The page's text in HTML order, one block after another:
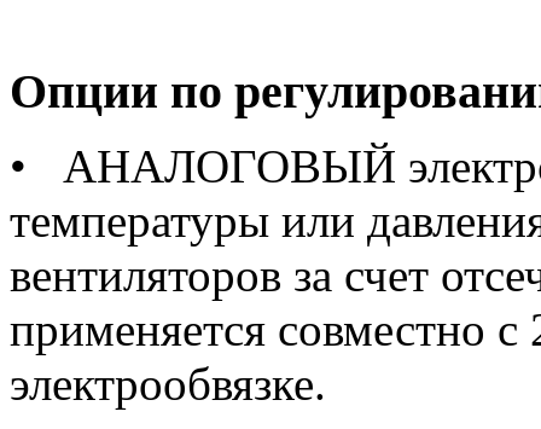
Опции по
• АНАЛОГОВЫЙ
температуры или
вентиляторов за счет
применяется совместно
электрообвязке.